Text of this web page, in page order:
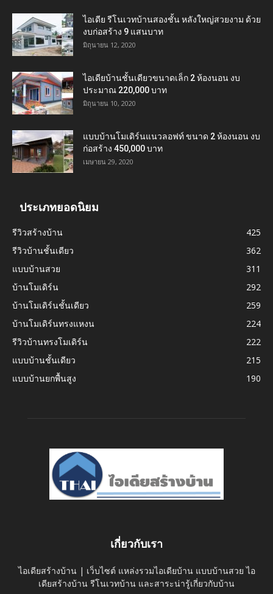
ไอเดีย รีโนเวทบ้านสองชั้น หลังใหญ่สวยงาม ด้วย
งบก่อสร้าง 9 แสนบาท
มิถุนายน 12, 2020
ไอเดียบ้านชั้นเดียวขนาดเล็ก 2 ห้องนอน งบ
ประมาณ 220,000 บาท
มิถุนายน 10, 2020
แบบบ้านโมเดิร์นแนวลอฟท์ ขนาด 2 ห้องนอน งบ
ก่อสร้าง 450,000 บาท
เมษายน 29, 2020
ประเภทยอดนิยม
รีวิวสร้างบ้าน
425
รีวิวบ้านชั้นเดียว
362
แบบบ้านสวย
311
บ้านโมเดิร์น
292
บ้านโมเดิร์นชั้นเดียว
259
บ้านโมเดิร์นทรงแหงน
224
รีวิวบ้านทรงโมเดิร์น
222
แบบบ้านชั้นเดียว
215
แบบบ้านยกพื้นสูง
190
เกี่ยวกับเรา
ไอเดียสร้างบ้าน | เว็บไซต์ แหล่งรวมไอเดียบ้าน แบบบ้านสวย ไอ
เดียสร้างบ้าน รีโนเวทบ้าน และสาระน่ารู้เกี่ยวกับบ้าน